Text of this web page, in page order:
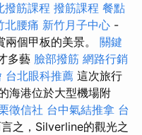
撥筋課程 撥筋課程 餐點
北腰痛 新竹月子中心 -
個甲板的美景。 關鍵
多藝 臉部撥筋 網路行銷
台北眼科推薦 這次旅行
海港位於大型機場附
徵信社 台中氣結推拿 台
之，Silverline的觀光之